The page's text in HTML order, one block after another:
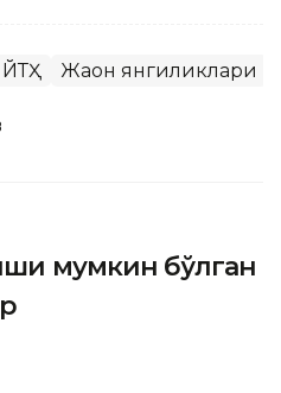
ЙТҲ Жаҳон янгиликлари
мумкин бўлган